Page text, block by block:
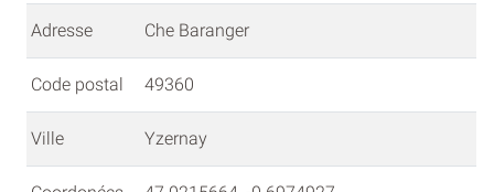
Adresse Che Baranger
Code postal 49360
Ville Yzernay